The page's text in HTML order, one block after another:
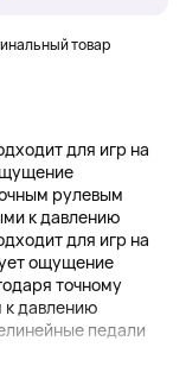
товар
для игр на
рулевым
к давлению
для игр на
ощущение
точному
к давлению
педали